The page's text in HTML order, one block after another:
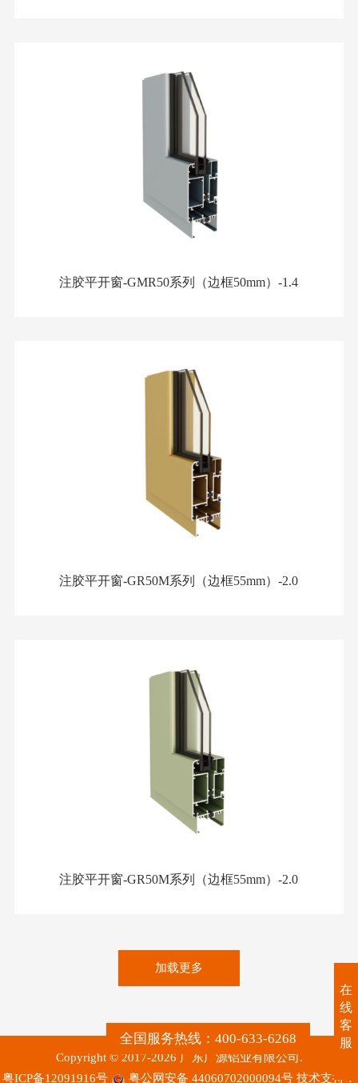
全国服务热线：400-633-6268
注胶平开窗-GMR50系列（边框50mm）-1.4
注胶平开窗-GR50M系列（边框55mm）-2.0
注胶平开窗-GR50M系列（边框55mm）-2.0
加载更多
Copyright © 2017-2026 广东广源铝业有限公司.
粤ICP备12091916号
粤公网安备 44060702000094号 技术支持：
在
线
客
服